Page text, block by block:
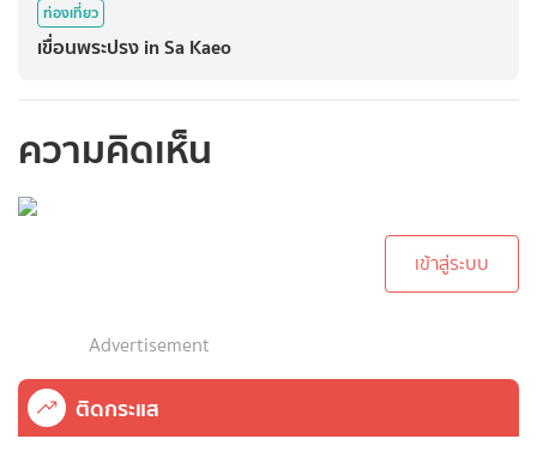
ท่องเที่ยว
เขื่อนพระปรง in Sa Kaeo
ความคิดเห็น
เข้าสู่ระบบ
Advertisement
ติดกระแส